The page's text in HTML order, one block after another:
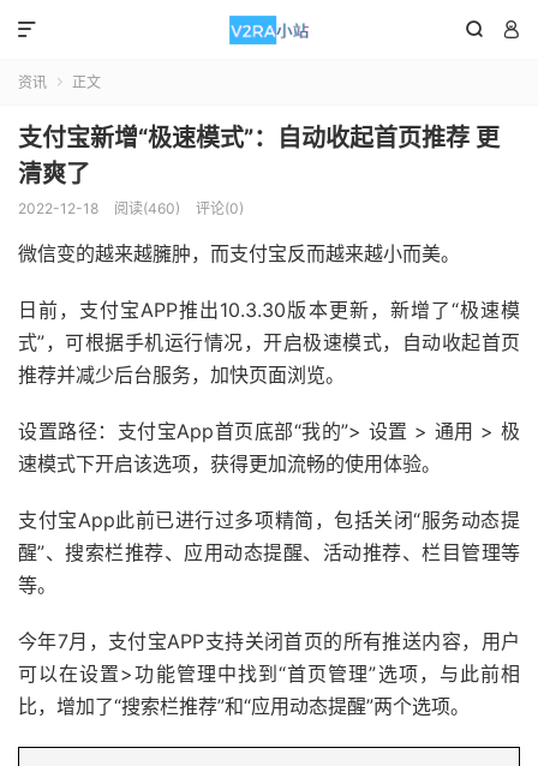
 

资讯  正文
支付宝新增“极速模式”：自动收起首页推荐 更
清爽了
2022-12-18 阅读(460) 评论(0)
微信变的越来越臃肿，而支付宝反而越来越小而美。
日前，支付宝APP推出10.3.30版本更新，新增了“极速模
式”，可根据手机运行情况，开启极速模式，自动收起首页
推荐并减少后台服务，加快页面浏览。
设置路径：支付宝App首页底部“我的”> 设置 > 通用 > 极
速模式下开启该选项，获得更加流畅的使用体验。
支付宝App此前已进行过多项精简，包括关闭“服务动态提
醒”、搜索栏推荐、应用动态提醒、活动推荐、栏目管理等
等。
今年7月，支付宝APP支持关闭首页的所有推送内容，用户
可以在设置>功能管理中找到“首页管理”选项，与此前相
比，增加了“搜索栏推荐”和“应用动态提醒”两个选项。